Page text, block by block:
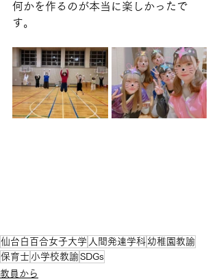
何かを作るのが本当に楽しかったで
す。
仙台白百合女子大学 人間発達学科 幼稚園教諭
保育士 小学校教諭SDGs
教員から